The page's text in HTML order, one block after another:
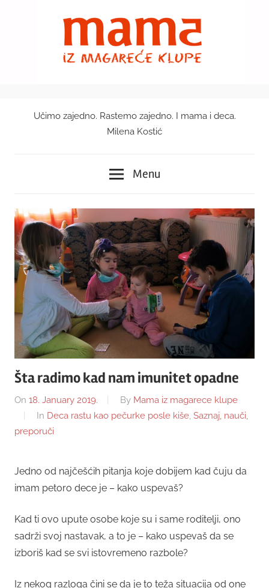
Mama
magareće
klupe
Učimo zajedno. Rastemo zajedno. I mama i deca.
Milena Kostić
Menu
Šta radimo kad nam imunitet opadne
On 18. January 2019. By Mama iz magarece klupe
In Deca rastu kao pečurke posle kiše, Saznaj, nauči,
preporuči
Jedno od najčešćih pitanja koje dobijem kad čuju da
imam petoro dece je – kako uspevaš?
Kad ti ovo upute osobe koje su i same roditelji, ono
sadrži svoj nastavak, a to je – kako uspevaš da se
izboriš kad se svi istovremeno razbole?
Iz nekog razloga čini se da je to teža situacija od one